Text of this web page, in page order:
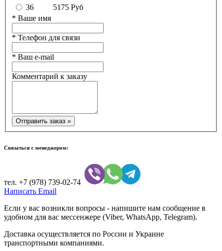
36
5175 Руб
* Ваше имя
* Телефон для связи
* Ваш e-mail
Комментарий к заказу
Связаться с менеджером:
тел. +7 (978) 739-02-74
Написать Email
Если у вас возникли вопросы - напишите нам сообщение в
удобном для вас мессенжере (Viber, WhatsApp, Telegram).
Доставка осуществляется по России и Украине
транспортными компаниями.